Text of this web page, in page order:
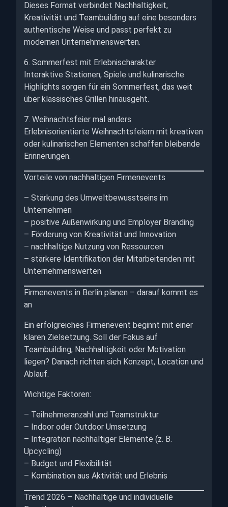
Dieses Format verbindet Nachhaltigkeit,
Kreativität und Teambuilding auf eine besonders
authentische Weise und passt perfekt zu
modernen Unternehmenswerten.
6. Sommerfest mit Erlebnischarakter
Interaktive Stationen, Spiele und kulinarische
Highlights sorgen für ein Sommerfest, das weit
über klassisches Grillen hinausgeht.
7. Weihnachtsfeier mal anders
Erlebnisorientierte Weihnachtsfeiern mit kreativen
oder kulinarischen Elementen schaffen bleibende
Erinnerungen.
Vorteile von nachhaltigen Firmenevents
– Stärkung des Umweltbewusstseins im
Unternehmen
– positive Außenwirkung und Employer Branding
– Förderung von Kreativität und Innovation
– nachhaltige Nutzung von Ressourcen
– stärkere Identifikation der Mitarbeitenden mit
Unternehmenswerten
Firmenevents in Berlin planen – darauf kommt es
an
Ein erfolgreiches Firmenevent beginnt mit einer
klaren Zielsetzung. Soll der Fokus auf
Teambuilding, Nachhaltigkeit oder Motivation
liegen? Danach richten sich Konzept, Location und
Ablauf.
Wichtige Faktoren:
– Teilnehmeranzahl und Teamstruktur
– Indoor oder Outdoor Umsetzung
– Integration nachhaltiger Elemente (z. B.
Upcycling)
– Budget und Flexibilität
– Kombination aus Aktivität und Erlebnis
Trend 2026 – Nachhaltige und individuelle